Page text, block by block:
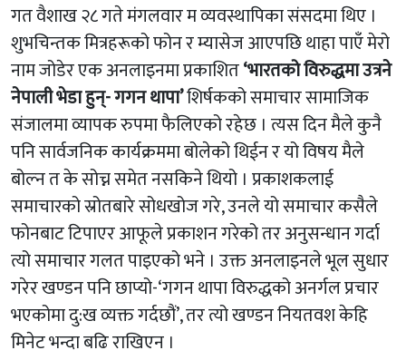
गत वैशाख २८ गते मंगलवार म व्यवस्थापिका संसदमा थिए ।
शुभचिन्तक मित्रहरूको फोन र म्यासेज आएपछि थाहा पाएँ मेरो
नाम जोडेर एक अनलाइनमा प्रकाशित‘भारतको विरुद्धमा उत्रने
नेपाली भेडा हुन्- गगन थापा’शिर्षकको समाचार सामाजिक
संजालमा व्यापक रुपमा फैलिएको रहेछ । त्यस दिन मैले कुनै
पनि सार्वजनिक कार्यक्रममा बोलेको थिईन र यो विषय मैले
बोल्न त के सोच्न समेत नसकिने थियो । प्रकाशकलाई
समाचारको स्रोतबारे सोधखोज गरे, उनले यो समाचार कसैले
फोनबाट टिपाएर आफूले प्रकाशन गरेको तर अनुसन्धान गर्दा
त्यो समाचार गलत पाइएको भने । उक्त अनलाइनले भूल सुधार
गरेर खण्डन पनि छाप्यो-‘गगन थापा विरुद्धको अनर्गल प्रचार
भएकोमा दु:ख व्यक्त गर्दछौं’, तर त्यो खण्डन नियतवश केहि
मिनेट भन्दा बढि राखिएन ।